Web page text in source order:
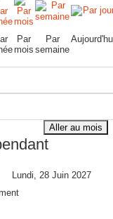
Par
mois
Par
semaine
Aller au mois
Lundi, 28 Juin 2027